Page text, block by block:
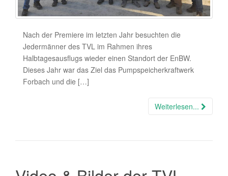
Nach der Premiere im letzten Jahr besuchten die
Jedermänner des TVL im Rahmen ihres
Halbtagesausflugs wieder einen Standort der EnBW.
Dieses Jahr war das Ziel das Pumpspeicherkraftwerk
Forbach und die […]
Weiterlesen...